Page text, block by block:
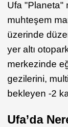
Ufa "Planeta"
muhteşem
üzerinde
yer altı
merkezinde
gezilerini,
bekleyen -2
Ufa’da